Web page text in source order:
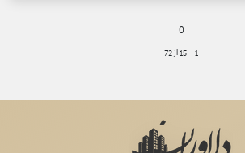
0
1
-
15از72